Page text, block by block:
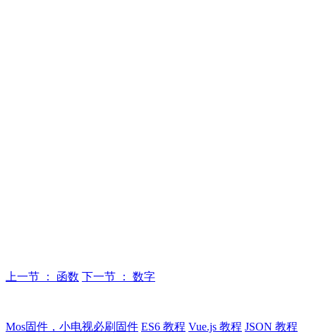
上一节 ： 函数 下一节 ： 数字
Mos固件，小电视必刷固件 ES6 教程 Vue.js 教程 JSON 教程